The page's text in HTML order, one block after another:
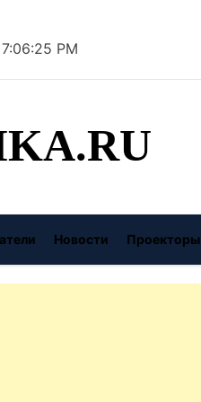
7:06:26 PM
Новости Проекторы